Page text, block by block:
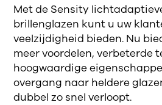
Met de Sensity
brillenglazen kunt u uw
veelzijdigheid bieden. Nu
meer voordelen, verbeterde
hoogwaardige
overgang naar heldere
dubbel zo snel verloopt.